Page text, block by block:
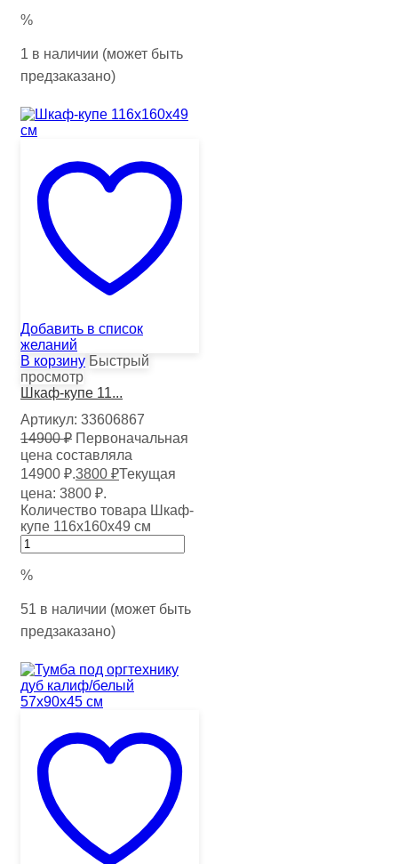
%
1 в наличии (может быть
предзаказано)
Добавить в список
желаний
В корзину Быстрый
просмотр
Шкаф-купе 11...
Артикул: 33606867
14900₽ Первоначальная
цена составляла
14900 ₽.3800 ₽Текущая
цена: 3800 ₽.
Количество товара Шкаф-
купе 116х160х49 см
%
51 в наличии (может быть
предзаказано)